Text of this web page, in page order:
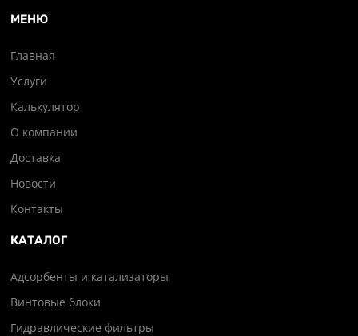
МЕНЮ
Главная
Услуги
Калькулятор
О компании
Доставка
Новости
Контакты
КАТАЛОГ
Адсорбенты и катализаторы
Винтовые блоки
Гидравлические фильтры